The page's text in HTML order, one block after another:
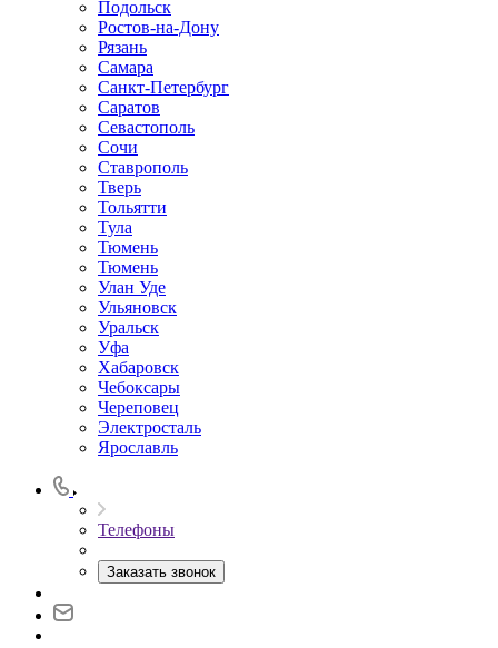
Подольск
Ростов-на-Дону
Рязань
Самара
Санкт-Петербург
Саратов
Севастополь
Сочи
Ставрополь
Тверь
Тольятти
Тула
Тюмень
Тюмень
Улан Уде
Ульяновск
Уральск
Уфа
Хабаровск
Чебоксары
Череповец
Электросталь
Ярославль
Телефоны
Заказать звонок